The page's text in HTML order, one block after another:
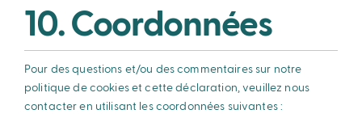
10. Coordonnées
Pour des questions et/ou des commentaires sur notre
politique de cookies et cette déclaration, veuillez nous
contacter en utilisant les coordonnées suivantes :